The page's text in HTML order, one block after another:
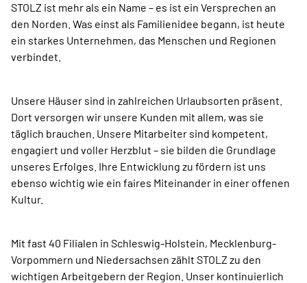
STOLZ ist mehr als ein Name – es ist ein Versprechen an
den Norden. Was einst als Familienidee begann, ist heute
ein starkes Unternehmen, das Menschen und Regionen
verbindet.
Unsere Häuser sind in zahlreichen Urlaubsorten präsent.
Dort versorgen wir unsere Kunden mit allem, was sie
täglich brauchen. Unsere Mitarbeiter sind kompetent,
engagiert und voller Herzblut – sie bilden die Grundlage
unseres Erfolges. Ihre Entwicklung zu fördern ist uns
ebenso wichtig wie ein faires Miteinander in einer offenen
Kultur.
Mit fast 40 Filialen in Schleswig-Holstein, Mecklenburg-
Vorpommern und Niedersachsen zählt STOLZ zu den
wichtigen Arbeitgebern der Region. Unser kontinuierlich